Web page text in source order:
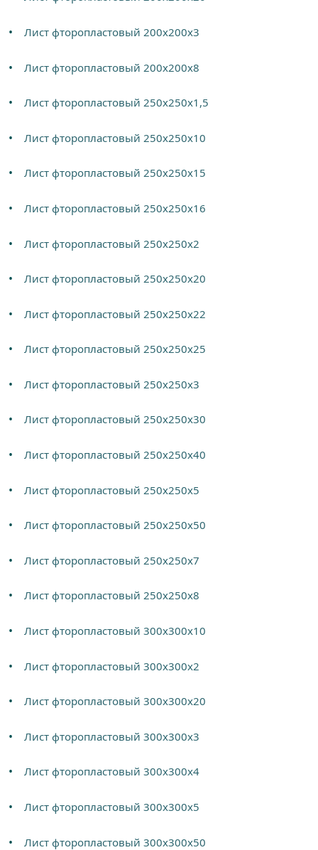
Лист фторопластовый 200х200х3
Лист фторопластовый 200х200х8
Лист фторопластовый 250х250х1,5
Лист фторопластовый 250х250х10
Лист фторопластовый 250х250х15
Лист фторопластовый 250х250х16
Лист фторопластовый 250х250х2
Лист фторопластовый 250х250х20
Лист фторопластовый 250х250х22
Лист фторопластовый 250х250х25
Лист фторопластовый 250х250х3
Лист фторопластовый 250х250х30
Лист фторопластовый 250х250х40
Лист фторопластовый 250х250х5
Лист фторопластовый 250х250х50
Лист фторопластовый 250х250х7
Лист фторопластовый 250х250х8
Лист фторопластовый 300х300х10
Лист фторопластовый 300х300х2
Лист фторопластовый 300х300х20
Лист фторопластовый 300х300х3
Лист фторопластовый 300х300х4
Лист фторопластовый 300х300х5
Лист фторопластовый 300х300х50